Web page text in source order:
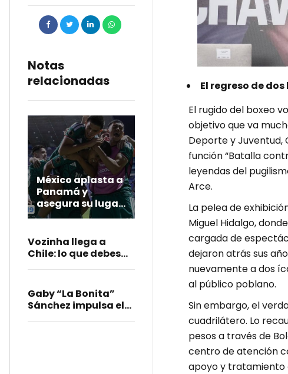
Notas
relacionadas
México aplasta a
Panamá y
asegura su lugar
en el Mundial
Vozinha llega a
Chile: lo que debes
Gaby “La Bonita”
Sánchez impulsa el
El regreso de
El rugido del boxeo
objetivo que va
Deporte y Juventud,
función “Batalla
leyendas del
Arce.
La pelea de
Miguel Hidalgo,
cargada de
dejaron atrás sus
nuevamente a dos
al público poblano.
Sin embargo, el
cuadrilátero. Lo
pesos a través de
centro de atención
apoyo y tratamiento